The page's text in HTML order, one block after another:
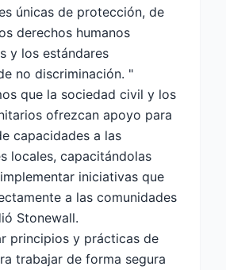
únicas de protección, de
derechos humanos
y los estándares
no discriminación. "
que la sociedad civil y los
ofrezcan apoyo para
capacidades a las
locales, capacitándolas
iniciativas que
a las comunidades
Stonewall.
principios y prácticas de
trabajar de forma segura